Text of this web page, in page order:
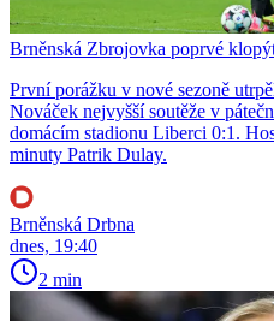
Brněnská Zbrojovka poprvé
První porážku v nové sezoně
Nováček nejvyšší soutěže v
domácím stadionu Liberci 0:1.
minuty Patrik Dulay.
Brněnská Drbna
dnes, 19:40
2 min